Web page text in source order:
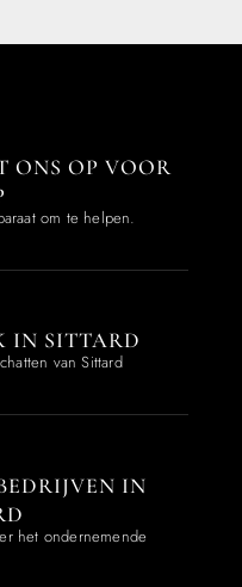
ONS OP VOOR
om te helpen.
IN SITTARD
van Sittard
IN
het ondernemende